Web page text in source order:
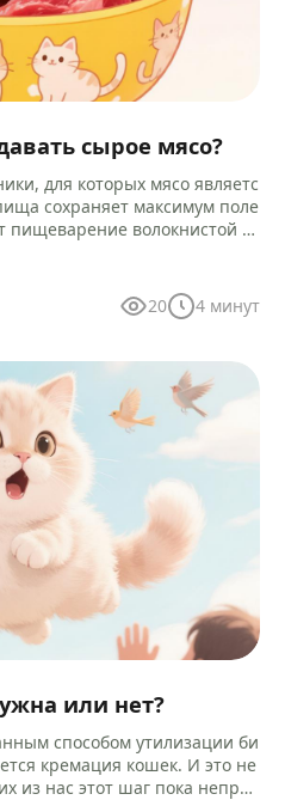
сырое мясо?
для которых мясо являетс
сохраняет максимум поле
пищеварение волокнистой ст
20 4 минут
или нет?
способом утилизации би
кремация кошек. И это не
из нас этот шаг пока непри